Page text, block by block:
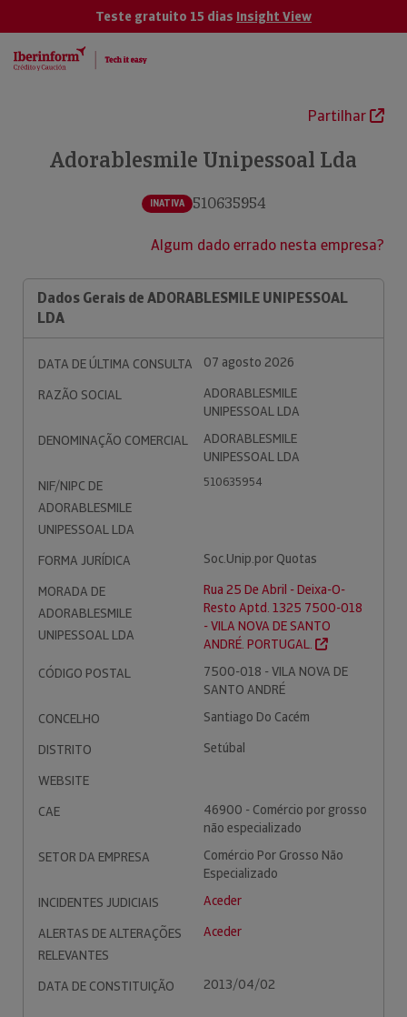
Teste gratuito 15 dias Insight View
Partilhar
Adorablesmile Unipessoal Lda
INATIVA 510635954
Algum dado errado nesta empresa?
Dados Gerais de ADORABLESMILE UNIPESSOAL
LDA
DATA DE ÚLTIMA CONSULTA
07 agosto 2026
RAZÃO SOCIAL
ADORABLESMILE
UNIPESSOAL LDA
DENOMINAÇÃO COMERCIAL
ADORABLESMILE
UNIPESSOAL LDA
NIF/NIPC DE
ADORABLESMILE
UNIPESSOAL LDA
510635954
FORMA JURÍDICA
Soc.Unip.por Quotas
MORADA DE
ADORABLESMILE
UNIPESSOAL LDA
Rua 25 De Abril - Deixa-O-
Resto Aptd. 1325 7500-018
- VILA NOVA DE SANTO
ANDRÉ. PORTUGAL.
CÓDIGO POSTAL
7500-018 - VILA NOVA DE
SANTO ANDRÉ
CONCELHO
Santiago Do Cacém
DISTRITO
Setúbal
WEBSITE
CAE
46900 - Comércio por grosso
não especializado
SETOR DA EMPRESA
Comércio Por Grosso Não
Especializado
INCIDENTES JUDICIAIS
Aceder
ALERTAS DE ALTERAÇÕES
RELEVANTES
Aceder
DATA DE CONSTITUIÇÃO 2013/04/02